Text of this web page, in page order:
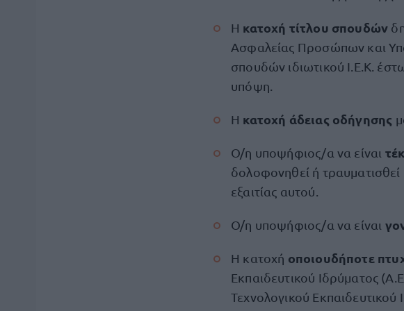
Η κατοχή τίτλου σπουδών
Ασφαλείας Προσώπων και
σπουδών ιδιωτικού Ι.Ε.Κ.
υπόψη.
Η κατοχή άδειας οδήγησης
Ο/η υποψήφιος/α να είναι
δολοφονηθεί ή
εξαιτίας αυτού.
Ο/η υποψήφιος/α να είναι
Η κατοχή οποιουδήποτε
Εκπαιδευτικού Ιδρύματος
Τεχνολογικού Εκπαιδευτικού